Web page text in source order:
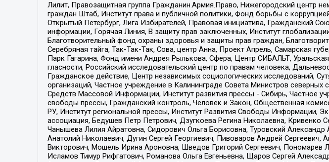
Лилит, Правозащитная группа Гражданин.Армия.Право, Нижегородский центр
граждан Штаб, Институт права и публичной политики, Фонд борьбы с
Открытый Петербург, Лига Избирателей, Правовая инициатива, Гражданский
информации, Горячая Линия, В защиту прав заключенных, Институт
Благотворительный фонд охраны здоровья и защиты прав граждан,
Серебряная тайга, Так-Так-Так, Сова, центр Анна, Проект Апрель, Самарская
Парк Гагарина, Фонд имени Андрея Рылькова, Сфера, Центр СИБАЛЬТ,
гласности, Российский исследовательский центр по правам человека,
Гражданское действие, Центр независимых социологических
организаций, Частное учреждение в Калининграде Совета Министров
Средств Массовой Информации, Институт развития прессы - Сибирь, Частное
свободы прессы, Гражданский контроль, Человек и Закон, Общественная
РУ, Институт региональной прессы, Институт Развития Свободы Информации,
ассоциация, Бедушев Петр Петрович, Дзугкоева Регина Николаевна,
Чанышева Лилия Айратовна, Сидорович Ольга Борисовна, Туровский
Анатолий Николаевич, Дугин Сергей Георгиевич, Пивоваров Андрей
Викторович, Мошель Ирина Ароновна, Шведов Григорий Сергеевич, Пономарев
Исламов Тимур Рифгатович, Романова Ольга Евгеньевна, Щаров Сергей